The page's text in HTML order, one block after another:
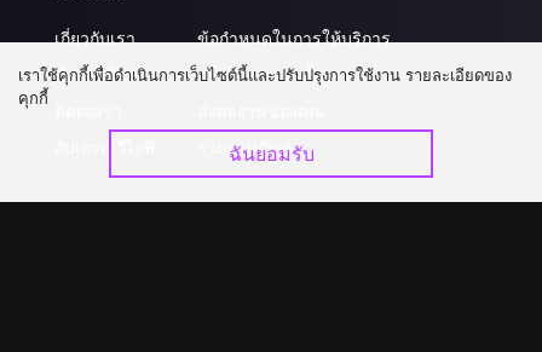
เกี่ยวกับเรา
คำถามที่พบบ่อย
ข้อกำหนดในการให้บริการ
นโยบายความเป็นส่วนตัว
ร่วมงานกับเรา
เราใช้คุกกี้เพื่อดำเนินการเว็บไซต์นี้และปรับปรุงการใช้งาน รายละเอียดของ
คุกกี้
ฉันยอมรับ